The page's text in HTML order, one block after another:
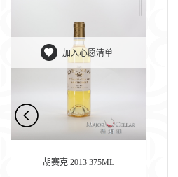
加入心愿清单
胡赛克 2013 375ML